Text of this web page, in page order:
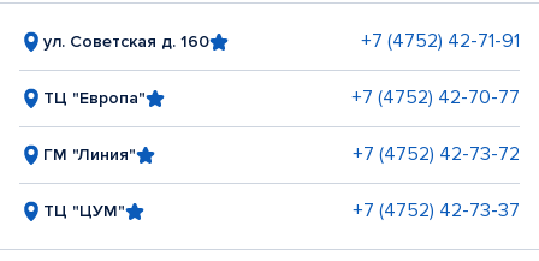
ул. Советская д. 160 +7 (4752) 42-71-91
ТЦ "Европа" +7 (4752) 42-70-77
ГМ "Линия" +7 (4752) 42-73-72
ТЦ "ЦУМ" +7 (4752) 42-73-37